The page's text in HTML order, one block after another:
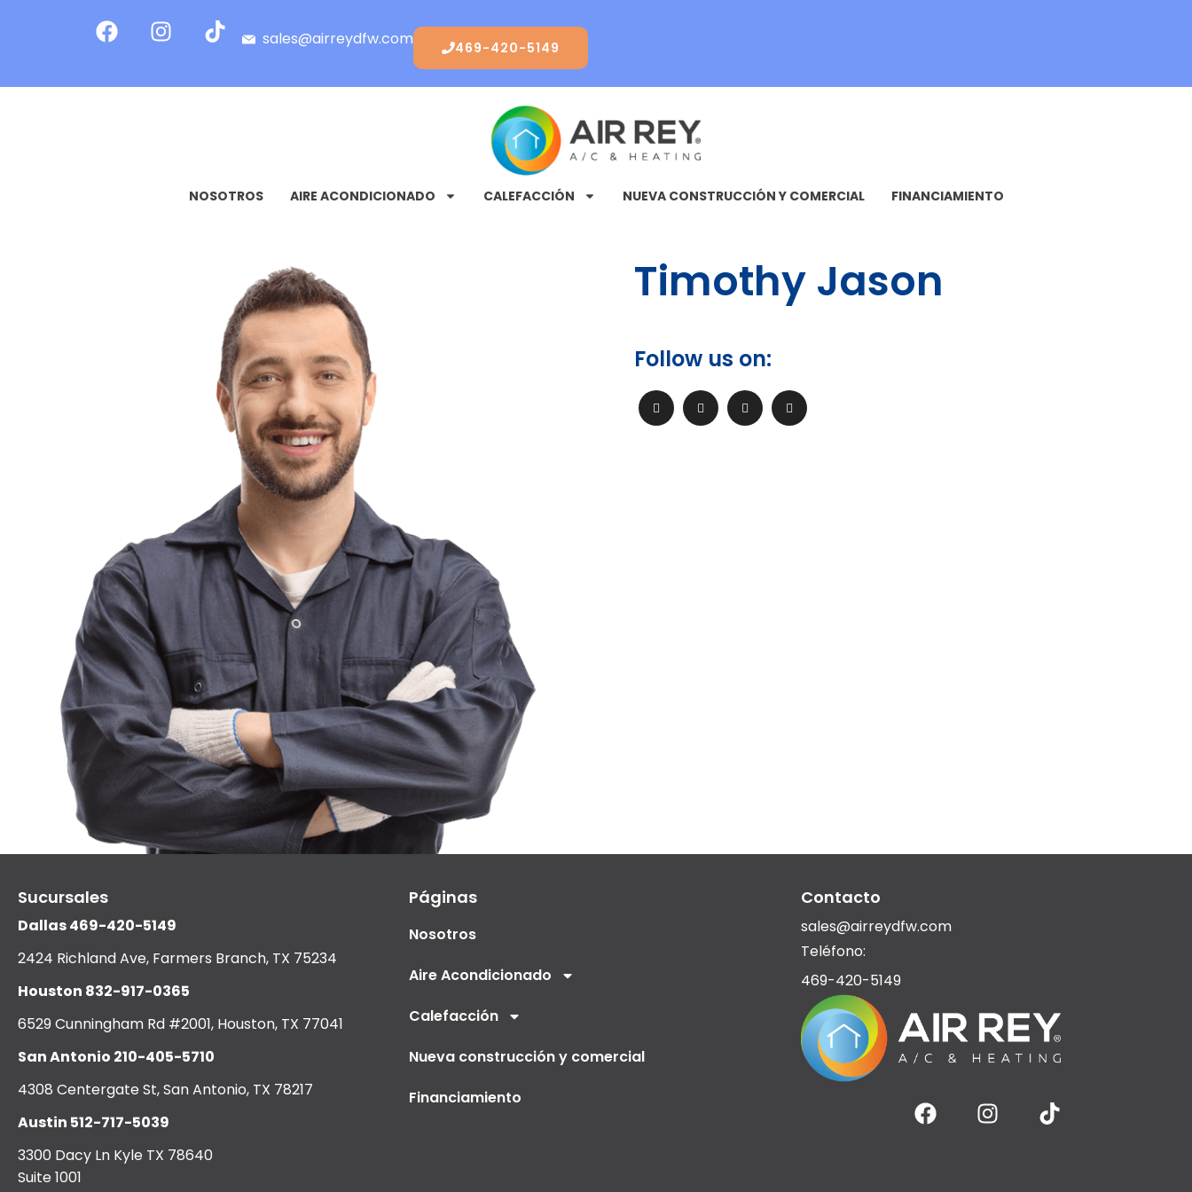
sales@airreydfw.com 469-420-5149
NOSOTROS AIRE ACONDICIONADO CALEFACCIÓN NUEVA CONSTRUCCIÓN Y COMERCIAL FINANCIAMIENTO
Timothy Jason
Follow us on:
Sucursales
Dallas469-420-5149
2424 Richland Ave, Farmers Branch, TX 75234
Houston 832-917-0365
6529 Cunningham Rd #2001, Houston, TX 77041
San Antonio 210-405-5710
4308 Centergate St, San Antonio, TX 78217
Austin 512-717-5039
3300 Dacy Ln Kyle TX 78640
Suite 1001
Páginas
Nosotros
Aire Acondicionado
Calefacción
Nueva construcción y comercial
Financiamiento
Contacto
sales@airreydfw.com
Teléfono:
469-420-5149